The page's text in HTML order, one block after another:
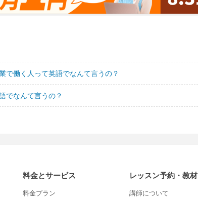
で働く人って英語でなんて言うの？
でなんて言うの？
料金とサービス
料金プラン
レッスン予約・教材
講師について